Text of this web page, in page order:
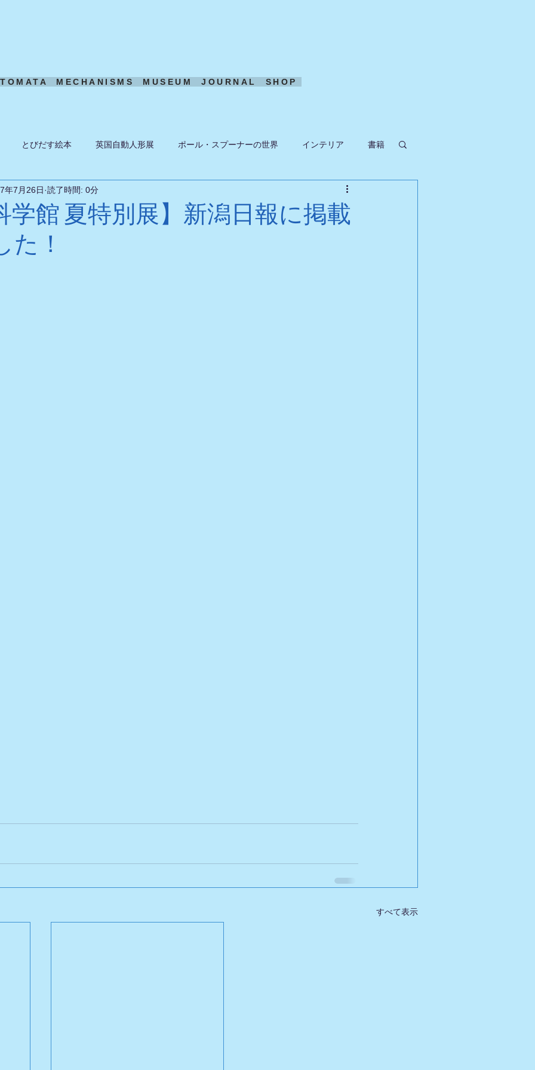
MECHANISMS MUSEUM JOURNAL SHOP
とびだす絵本 英国自動人形展 ポール・スプーナーの世界 インテリア 書籍
ン ある日の風景
学館 夏特別展】新潟日報に掲載
た！
年7月26日 読了時間: 0分
すべて表示